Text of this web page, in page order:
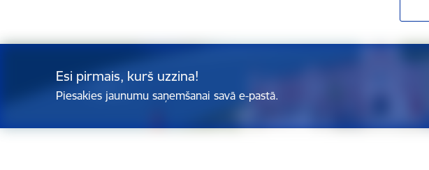
Esi pirmais, kurš uzzina!
Piesakies jaunumu saņemšanai savā e-pastā.